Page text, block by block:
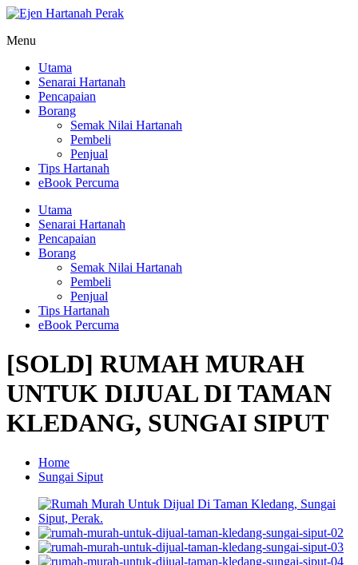
Menu
Utama
Senarai Hartanah
Pencapaian
Borang
Semak Nilai Hartanah
Pembeli
Penjual
Tips Hartanah
eBook Percuma
Utama
Senarai Hartanah
Pencapaian
Borang
Semak Nilai Hartanah
Pembeli
Penjual
Tips Hartanah
eBook Percuma
[SOLD] RUMAH MURAH
UNTUK DIJUAL DI TAMAN
KLEDANG, SUNGAI SIPUT
Home
Sungai Siput